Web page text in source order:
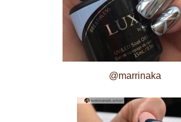
@marrinaka